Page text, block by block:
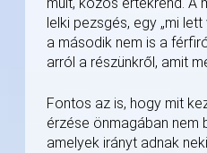
múlt, közös értékrend. A
lelki pezsgés, egy „mi
a második nem is a
arról a részünkről, amit
Fontos az is, hogy mit
érzése önmagában nem
amelyek irányt adnak